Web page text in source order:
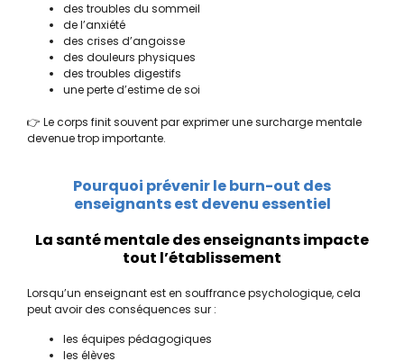
des troubles du sommeil
de l’anxiété
des crises d’angoisse
des douleurs physiques
des troubles digestifs
une perte d’estime de soi
👉 Le corps finit souvent par exprimer une surcharge mentale
devenue trop importante.
Pourquoi prévenir le burn-out des
enseignants est devenu essentiel
La santé mentale des enseignants impacte
tout l’établissement
Lorsqu’un enseignant est en souffrance psychologique, cela
peut avoir des conséquences sur :
les équipes pédagogiques
les élèves